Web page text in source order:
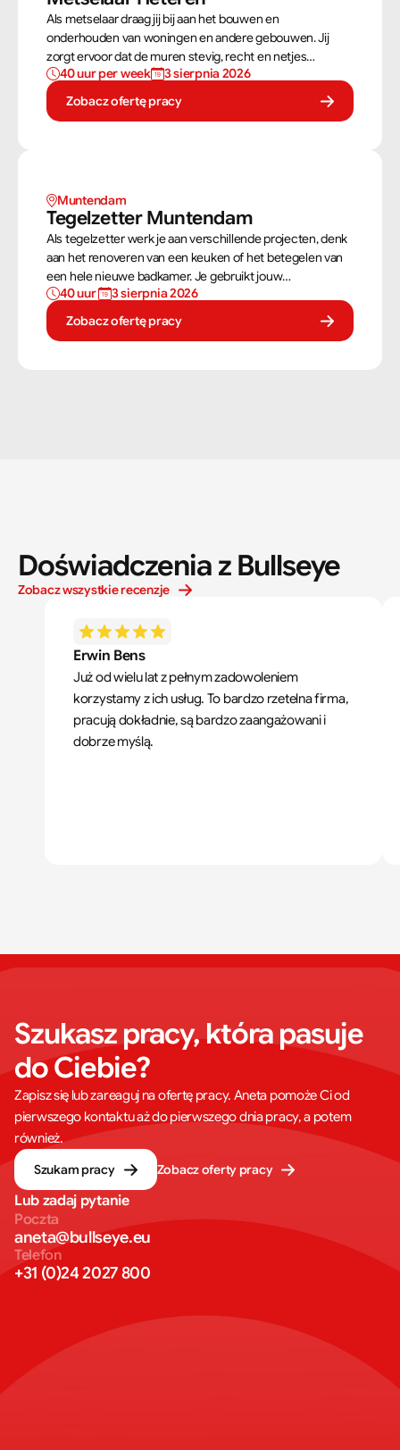
Als metselaar draag jij bij aan het bouwen en
onderhouden van woningen en andere gebouwen. Jij
zorgt ervoor dat de muren stevig, recht en netjes
opgebouwd worden. Aan de hand van een bouwtekening
weet jij precies hoe een muur gebouwd moet worden. Als
metselaar kan je alleen werken of in een team je steentje
40 uur per week
3 sierpnia 2026
Zobacz ofertę pracy
Muntendam
Tegelzetter Muntendam
Als tegelzetter werk je aan verschillende projecten, denk
aan het renoveren van een keuken of het betegelen van
een hele nieuwe badkamer. Je gebruikt jouw
vaardigheden om tegels perfect te plaatsen. Als
tegelzetter ben je voortdurend bezig met diverse taken.
40 uur
3 sierpnia 2026
Zobacz ofertę pracy
Doświadczenia z Bullseye
Zobacz wszystkie recenzje
Erwin Bens
Już od wielu lat z pełnym zadowoleniem
korzystamy z ich usług. To bardzo rzetelna firma,
pracują dokładnie, są bardzo zaangażowani i
dobrze myślą.
Szukasz pracy, która pasuje
do Ciebie?
Zapisz się lub zareaguj na ofertę pracy. Aneta pomoże Ci od
pierwszego kontaktu aż do pierwszego dnia pracy, a potem
również.
Szukam pracy
Zobacz oferty pracy
Lub zadaj pytanie
Poczta
aneta@bullseye.eu
Telefon
+31 (0)24 2027 800